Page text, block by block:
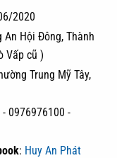
2020
An Hội Đông, Thành
Vấp cũ )
Trung Mỹ Tây,
0976976100 -
: Huy An Phát